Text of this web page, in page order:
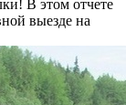
В этом отчете
выезде на